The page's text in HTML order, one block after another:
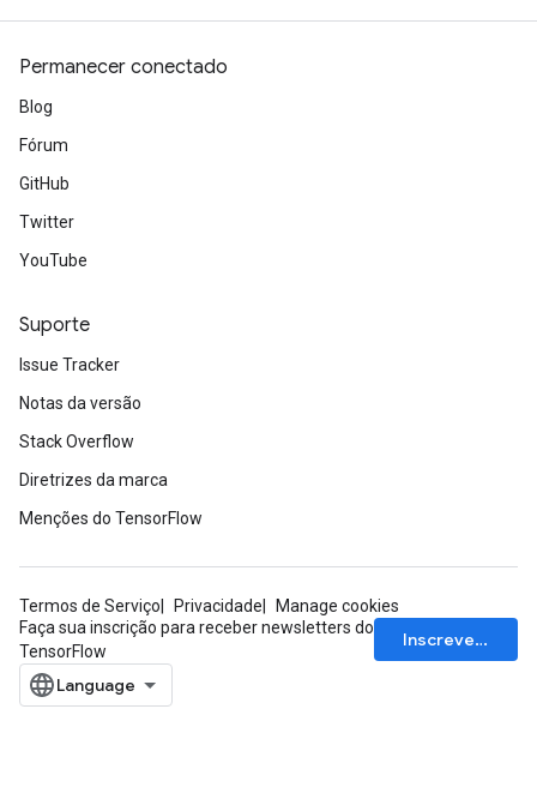
Permanecer conectado
Blog
Fórum
GitHub
Twitter
YouTube
Suporte
Issue Tracker
Notas da versão
Stack Overflow
Diretrizes da marca
Menções do TensorFlow
Termos de Serviço Privacidade
Manage cookies
Faça sua inscrição para receber newsletters do
TensorFlow
Inscrever-se